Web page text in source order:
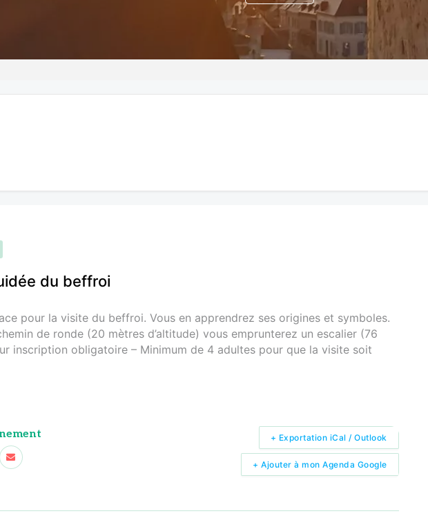
du beffroi
pour la visite du beffroi. Vous en apprendrez ses origines et symboles.
de ronde (20 mètres d’altitude) vous emprunterez un escalier (76
inscription obligatoire – Minimum de 4 adultes pour que la visite soit
+ Ajouter à mon Agenda Google
+ Exportation iCal / Outlook